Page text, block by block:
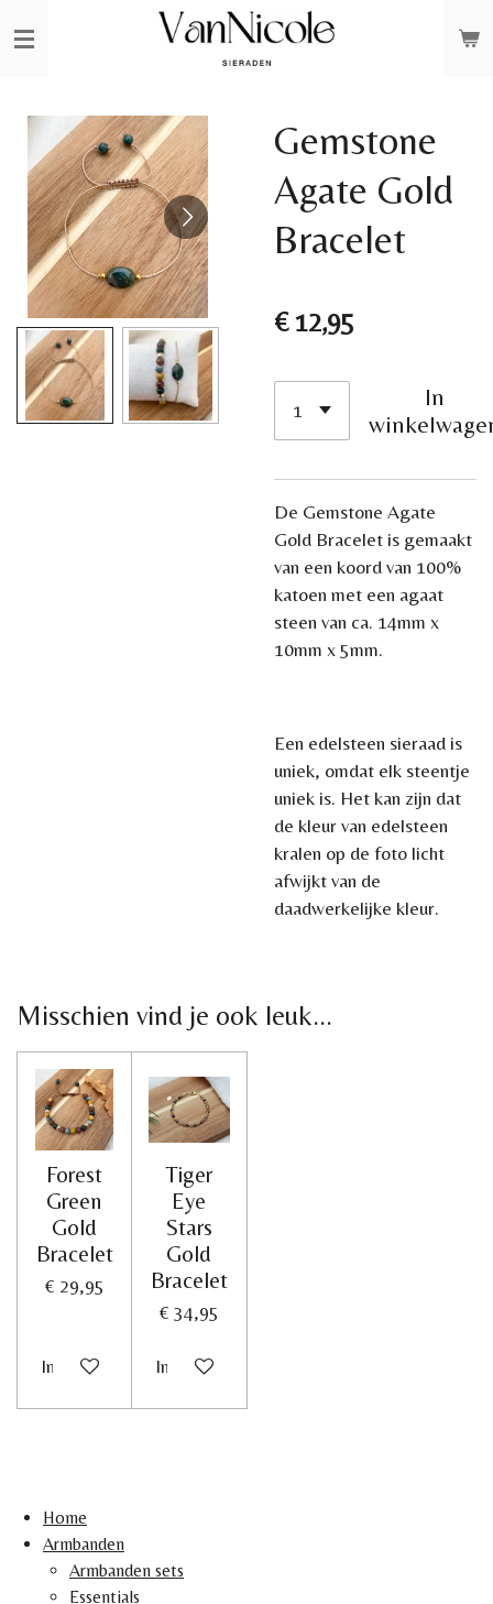
direct
hoofdinhoud
Gemstone
Agate Gold
Bracelet
€ 12,95
In
De Gemstone Agate
Gold Bracelet is gemaakt
van een koord van 100%
katoen met een agaat
steen van ca. 14mm x
10mm x 5mm.
Een edelsteen sieraad is
uniek, omdat elk steentje
uniek is. Het kan zijn dat
de kleur van edelsteen
kralen op de foto licht
afwijkt van de
daadwerkelijke kleur.
Misschien vind je ook leuk...
Forest
Green
Gold
Bracelet
€ 29,95
In winkelwagen
Tiger
Eye
Stars
Gold
Bracelet
€ 34,95
In winkelwagen
Home
Armbanden
Armbanden sets
Essentials